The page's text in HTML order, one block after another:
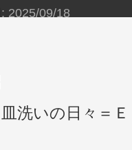
2025/09/18
洗いの日々＝